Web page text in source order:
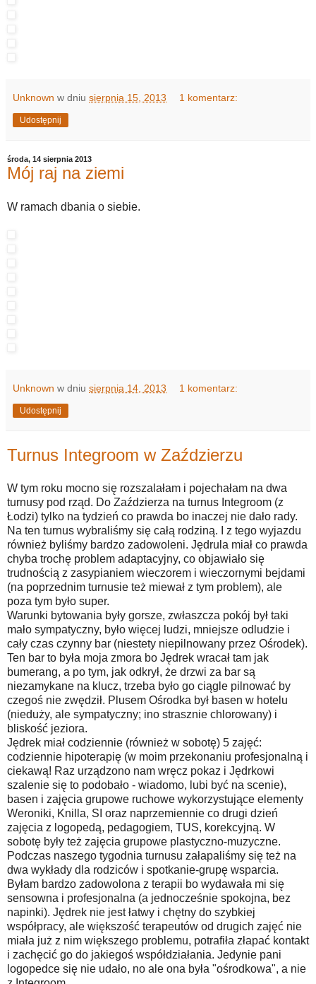
Unknown w dniu sierpnia 15, 2013 1 komentarz:
Udostępnij
środa, 14 sierpnia 2013
Mój raj na ziemi
W ramach dbania o siebie.
Unknown w dniu sierpnia 14, 2013 1 komentarz:
Udostępnij
Turnus Integroom w Zaździerzu
W tym roku mocno się rozszalałam i pojechałam na dwa
turnusy pod rząd. Do Zaździerza na turnus Integroom (z
Łodzi) tylko na tydzień co prawda bo inaczej nie dało rady.
Na ten turnus wybraliśmy się całą rodziną. I z tego wyjazdu
również byliśmy bardzo zadowoleni. Jędrula miał co prawda
chyba trochę problem adaptacyjny, co objawiało się
trudnością z zasypianiem wieczorem i wieczornymi bejdami
(na poprzednim turnusie też miewał z tym problem), ale
poza tym było super.
Warunki bytowania były gorsze, zwłaszcza pokój był taki
mało sympatyczny, było więcej ludzi, mniejsze odludzie i
cały czas czynny bar (niestety niepilnowany przez Ośrodek).
Ten bar to była moja zmora bo Jędrek wracał tam jak
bumerang, a po tym, jak odkrył, że drzwi za bar są
niezamykane na klucz, trzeba było go ciągle pilnować by
czegoś nie zwędził. Plusem Ośrodka był basen w hotelu
(nieduży, ale sympatyczny; ino strasznie chlorowany) i
bliskość jeziora.
Jędrek miał codziennie (również w sobotę) 5 zajęć:
codziennie hipoterapię (w moim przekonaniu profesjonalną i
ciekawą! Raz urządzono nam wręcz pokaz i Jędrkowi
szalenie się to podobało - wiadomo, lubi być na scenie),
basen i zajęcia grupowe ruchowe wykorzystujące elementy
Weroniki, Knilla, SI oraz naprzemiennie co drugi dzień
zajęcia z logopedą, pedagogiem, TUS, korekcyjną. W
sobotę były też zajęcia grupowe plastyczno-muzyczne.
Podczas naszego tygodnia turnusu załapaliśmy się też na
dwa wykłady dla rodziców i spotkanie-grupę wsparcia.
Byłam bardzo zadowolona z terapii bo wydawała mi się
sensowna i profesjonalna (a jednocześnie spokojna, bez
napinki). Jędrek nie jest łatwy i chętny do szybkiej
współpracy, ale większość terapeutów od drugich zajęć nie
miała już z nim większego problemu, potrafiła złapać kontakt
i zachęcić go do jakiegoś współdziałania. Jedynie pani
logopedce się nie udało, no ale ona była "ośrodkowa", a nie